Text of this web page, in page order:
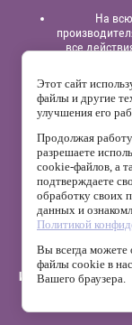
На
все
р/сч:
“Альфа - Банк”,
На сайте
который может
Интернет-магазин
Этот сайт
файлы и другие
улучшения его
Продолжая
разрешаете
cookie-файлов, а
подтверждаете
обработку своих
данных и
Политикой
Вы всегда можете
файлы cookie в
Вашего браузера.